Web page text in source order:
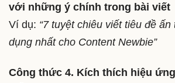
với những ý chính trong bài viết
Ví dụ: “7 tuyệt chiêu viết tiêu đề
dụng nhất cho Content Newbie”
Công thức 4. Kích thích hiệu